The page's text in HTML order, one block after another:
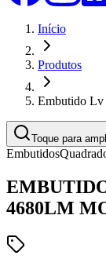
Início
Produtos
Embutido Lv
Toque para
Embutidos
4680LM